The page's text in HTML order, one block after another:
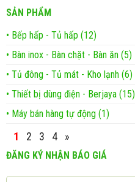
SẢN PHẨM
• Bếp hấp - Tủ hấp (12)
• Bàn inox - Bàn chặt - Bàn ăn (5)
• Tủ đông - Tủ mát - Kho lạnh (6)
• Thiết bị dùng điện - Berjaya (15)
• Máy bán hàng tự động (1)
1 2 3 4 »
ĐĂNG KÝ NHẬN BÁO GIÁ